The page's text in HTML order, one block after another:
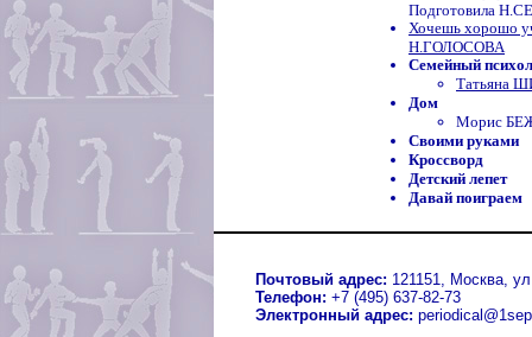
Подготовила
Хочешь хорошо
Н.ГОЛОСОВА
Семейный
Татьяна
Дом
Морис
Своими руками
Кроссворд
Детский лепет
Давай поиграем
Почтовый адрес: 121151, Москва,
Телефон: +7 (495) 637-82-73
Электронный адрес: